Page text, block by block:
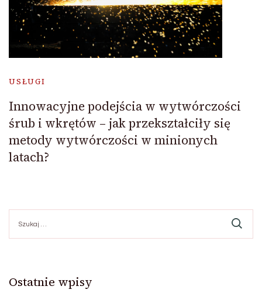
USŁUGI
Innowacyjne podejścia w wytwórczości
śrub i wkrętów – jak przekształciły się
metody wytwórczości w minionych
latach?
Ostatnie wpisy